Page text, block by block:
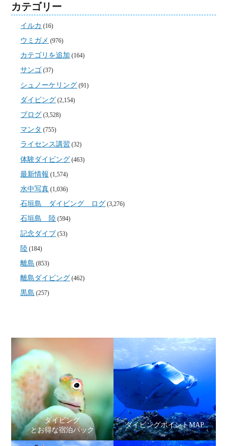
カテゴリー
イルカ (16)
ウミガメ (976)
カテゴリを追加 (164)
サンゴ (37)
シュノーケリング (91)
ダイビング (2,154)
ブログ (3,528)
マンタ (755)
ライセンス講習 (32)
体験ダイビング (463)
最新情報 (1,574)
水中写真 (1,036)
石垣島 ダイビング ログ (3,276)
石垣島 陸 (594)
記念ダイブ (53)
陸 (184)
離島 (853)
離島ダイビング (462)
黒島 (257)
ダイビング
とお得な宿泊パック
ダイビングポイントMAP